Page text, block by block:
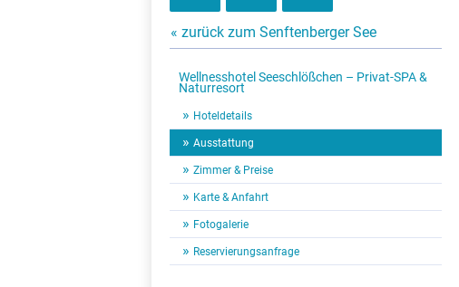
« zurück zum Senftenberger See
Wellnesshotel Seeschlößchen – Privat-SPA &
Naturresort
Hoteldetails
Ausstattung
Zimmer & Preise
Karte & Anfahrt
Fotogalerie
Reservierungsanfrage